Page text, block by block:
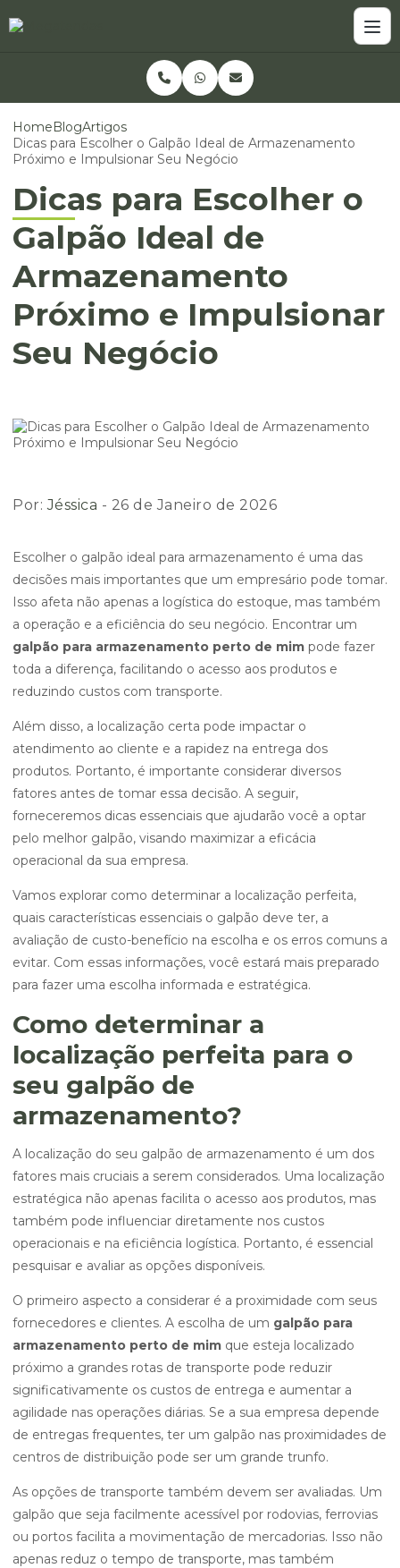
HomeBlogArtigos
Dicas para Escolher o Galpão Ideal de Armazenamento
Próximo e Impulsionar Seu Negócio
Dicas para Escolher o
Galpão Ideal de
Armazenamento
Próximo e Impulsionar
Seu Negócio
Por:Jéssica - 26 de Janeiro de 2026
Escolher o galpão ideal para armazenamento é uma das
decisões mais importantes que um empresário pode tomar.
Isso afeta não apenas a logística do estoque, mas também
a operação e a eficiência do seu negócio. Encontrar um
galpão para armazenamento perto de mim pode fazer
toda a diferença, facilitando o acesso aos produtos e
reduzindo custos com transporte.
Além disso, a localização certa pode impactar o
atendimento ao cliente e a rapidez na entrega dos
produtos. Portanto, é importante considerar diversos
fatores antes de tomar essa decisão. A seguir,
forneceremos dicas essenciais que ajudarão você a optar
pelo melhor galpão, visando maximizar a eficácia
operacional da sua empresa.
Vamos explorar como determinar a localização perfeita,
quais características essenciais o galpão deve ter, a
avaliação de custo-benefício na escolha e os erros comuns a
evitar. Com essas informações, você estará mais preparado
para fazer uma escolha informada e estratégica.
Como determinar a
localização perfeita para o
seu galpão de
armazenamento?
A localização do seu galpão de armazenamento é um dos
fatores mais cruciais a serem considerados. Uma localização
estratégica não apenas facilita o acesso aos produtos, mas
também pode influenciar diretamente nos custos
operacionais e na eficiência logística. Portanto, é essencial
pesquisar e avaliar as opções disponíveis.
O primeiro aspecto a considerar é a proximidade com seus
fornecedores e clientes. A escolha de um galpão para
armazenamento perto de mim que esteja localizado
próximo a grandes rotas de transporte pode reduzir
significativamente os custos de entrega e aumentar a
agilidade nas operações diárias. Se a sua empresa depende
de entregas frequentes, ter um galpão nas proximidades de
centros de distribuição pode ser um grande trunfo.
As opções de transporte também devem ser avaliadas. Um
galpão que seja facilmente acessível por rodovias, ferrovias
ou portos facilita a movimentação de mercadorias. Isso não
apenas reduz o tempo de transporte, mas também